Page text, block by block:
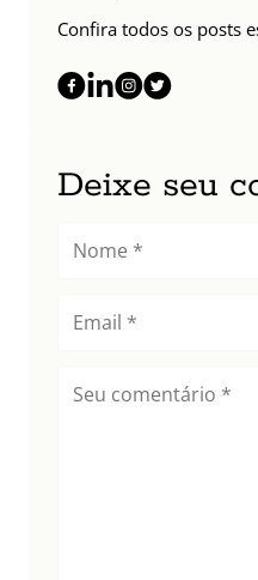
Confira todos os posts
Deixe seu